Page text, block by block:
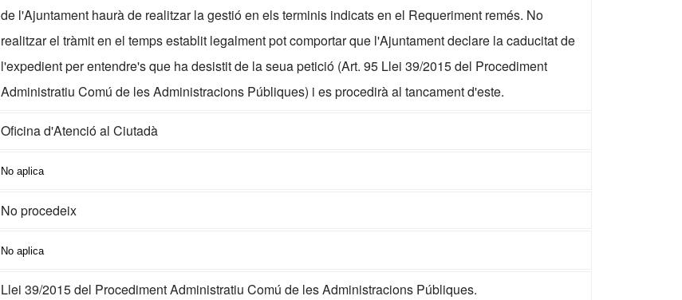
de l'Ajuntament haurà de realitzar la gestió en els terminis indicats en el Requeriment remés. No
realitzar el tràmit en el temps establit legalment pot comportar que l'Ajuntament declare la caducitat de
l'expedient per entendre's que ha desistit de la seua petició (Art. 95 Llei 39/2015 del Procediment
Administratiu Comú de les Administracions Públiques) i es procedirà al tancament d'este.
Oficina d'Atenció al Ciutadà
No aplica
No procedeix
No aplica
Llei 39/2015 del Procediment Administratiu Comú de les Administracions Públiques.